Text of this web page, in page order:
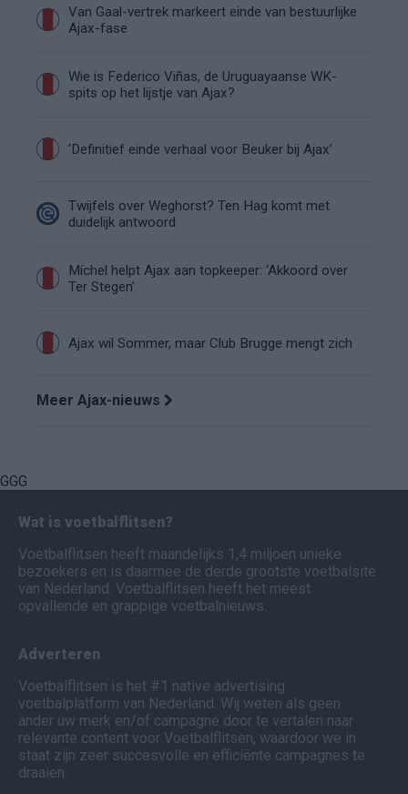
Van Gaal-vertrek markeert einde van bestuurlijke
Ajax-fase
Wie is Federico Viñas, de Uruguayaanse WK-
spits op het lijstje van Ajax?
‘Definitief einde verhaal voor Beuker bij Ajax’
Twijfels over Weghorst? Ten Hag komt met
duidelijk antwoord
Míchel helpt Ajax aan topkeeper: ‘Akkoord over
Ter Stegen’
Ajax wil Sommer, maar Club Brugge mengt zich
Meer Ajax-nieuws
GGG
Wat is voetbalflitsen?
Voetbalflitsen heeft maandelijks 1,4 miljoen unieke
bezoekers en is daarmee de derde grootste voetbalsite
van Nederland. Voetbalflitsen heeft het meest
opvallende en grappige voetbalnieuws.
Adverteren
Voetbalflitsen is het #1 native advertising
voetbalplatform van Nederland. Wij weten als geen
ander uw merk en/of campagne door te vertalen naar
relevante content voor Voetbalflitsen, waardoor we in
staat zijn zeer succesvolle en efficiënte campagnes te
draaien.